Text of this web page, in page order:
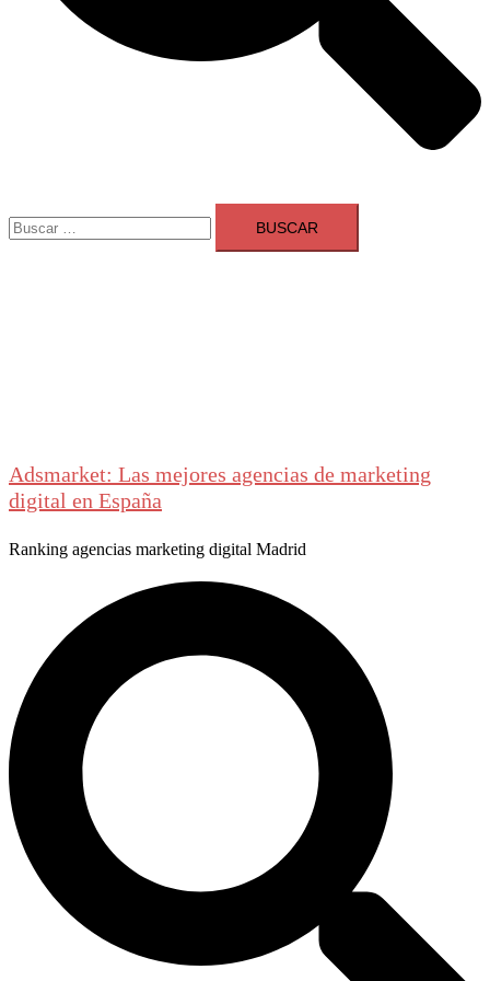
Buscar:
Adsmarket: Las mejores agencias de marketing
digital en España
Ranking agencias marketing digital Madrid